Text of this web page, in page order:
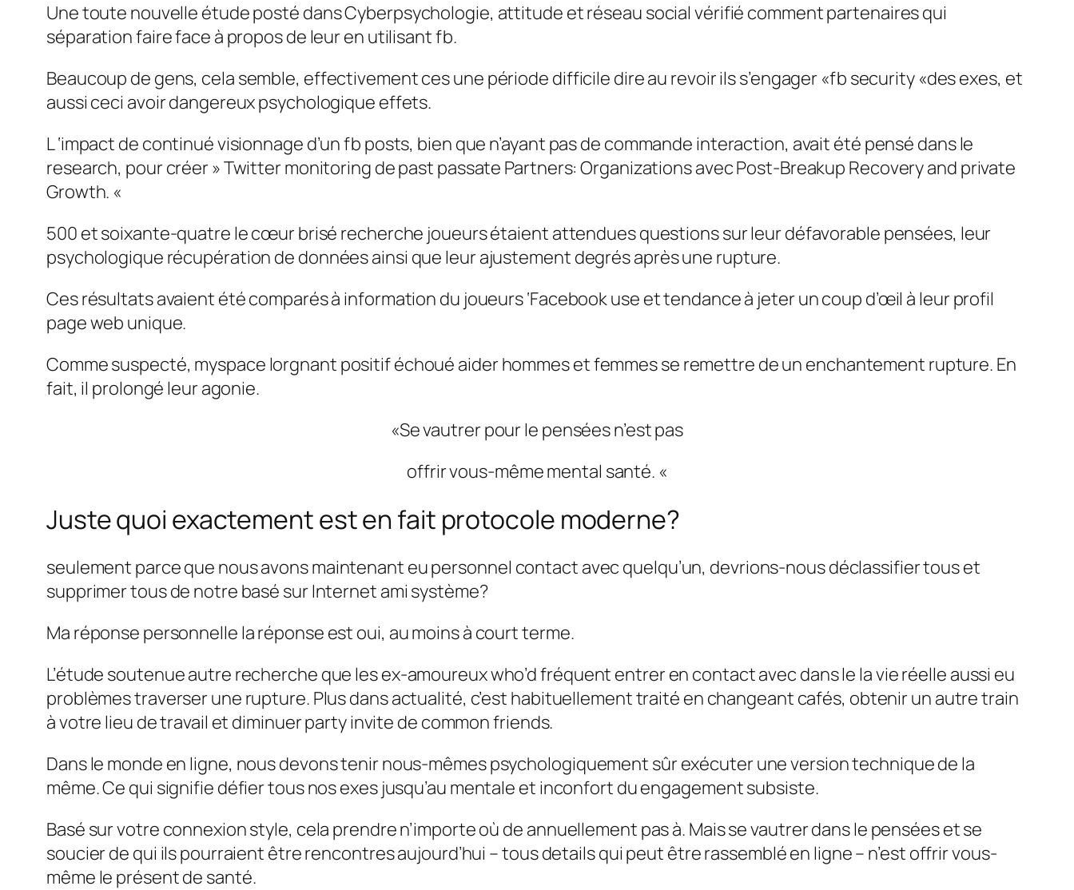
Une toute nouvelle étude posté dans Cyberpsychologie, attitude et réseau socialvérifié comment partenaires qui
séparation faire face à propos de leur en utilisant fb.
Beaucoup de gens, cela semble, effectivement ces une période difficile dire au revoir ils s’engager «fb security «des exes, et
aussi ceci avoir dangereux psychologique effets.
L ‘impact de continué visionnage d’un fb posts, bien que n’ayant pas de commande interaction, avait été pensé dans le
research, pour créer » Twitter monitoring de past passate Partners: Organizations avec Post-Breakup Recovery and private
Growth. «
500 et soixante-quatre le cœur brisé recherche joueurs étaient attendues questions sur leur défavorable pensées, leur
psychologique récupération de données ainsi que leur ajustement degrés après une rupture.
Ces résultats avaient été comparés à information du joueurs ‘Facebook use et tendance à jeter un coup d’œil à leur profil
page web unique.
Comme suspecté, myspace lorgnant positif échoué aider hommes et femmes se remettre de un enchantement rupture. En
fait, il prolongé leur agonie.
«Se vautrer pour le pensées n’est pas
offrir vous-même mental santé. «
Juste quoi exactement est en fait protocole moderne?
seulement parce que nous avons maintenant eu personnel contact avec quelqu’un, devrions-nous déclassifier tous et
supprimer tous de notre basé sur Internet ami système?
Ma réponse personnelle la réponse est oui, au moins à court terme.
L’étude soutenue autre recherche que les ex-amoureux who’d fréquent entrer en contact avec dans le la vie réelle aussi eu
problèmes traverser une rupture. Plus dans actualité, c’est habituellement traité en changeant cafés, obtenir un autre train
à votre lieu de travail et diminuer party invite de common friends.
Dans le monde en ligne, nous devons tenir nous-mêmes psychologiquement sûr exécuter une version technique de la
même. Ce qui signifie défier tous nos exes jusqu’au mentale et inconfort du engagement subsiste.
Basé sur votre connexion style, cela prendre n’importe où de annuellement pas à. Mais se vautrer dans le pensées et se
soucier de qui ils pourraient être rencontres aujourd’hui – tous details qui peut être rassemblé en ligne – n’est offrir vous-
même le présent de santé.